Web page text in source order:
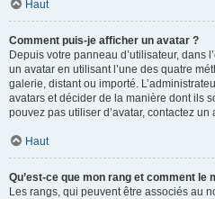
Haut
Comment puis-je afficher un avatar ?
Depuis votre panneau d’utilisateur, dans
un avatar en utilisant l’une des quatre
galerie, distant ou importé.
avatars et décider de la manière dont ils
pouvez pas utiliser d’avatar, contactez
Haut
Qu’est-ce que mon rang et comment le
Les rangs, qui peuvent être associés au